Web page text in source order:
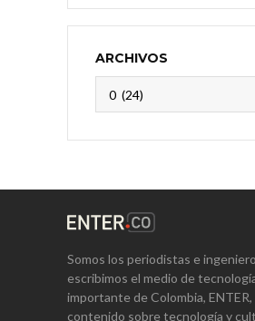
ARCHIVOS
Somos los periodistas e
escribimos el medio de
importante de Colombia,
contenido sobre tecnología y